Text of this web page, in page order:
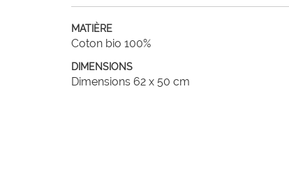
MATIÈRE
Coton bio 100%
DIMENSIONS
Dimensions 62 x 50 cm